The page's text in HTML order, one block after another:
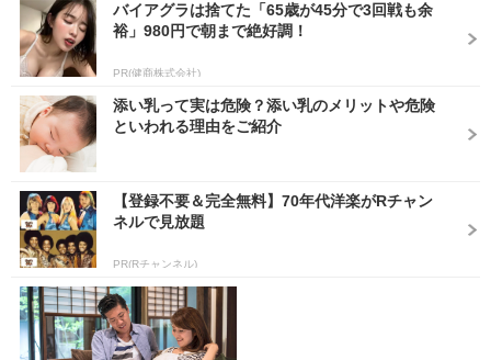
バイアグラは捨てた「65歳が45分で3回戦も余
裕」980円で朝まで絶好調！
PR(健商株式会社)
添い乳って実は危険？添い乳のメリットや危険
といわれる理由をご紹介
【登録不要＆完全無料】70年代洋楽がRチャン
ネルで見放題
PR(Rチャンネル)